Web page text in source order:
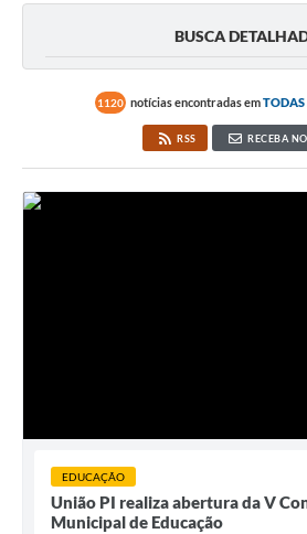
BUSCA
1120 notícias encontradas emTODAS
RSS RECEBA
EDUCAÇÃO
União PI realiza abertura da V
Municipal de Educação